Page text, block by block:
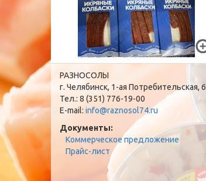
РАЗНОСОЛЫ
г. Челябинск, 1-ая Потребительская, 6
Тел.: 8 (351) 776-19-00
E-mail: info@raznosol74.ru
Документы:
Коммерческое предложение
Прайс-лист